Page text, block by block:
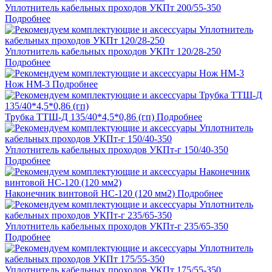
Уплотнитель кабельных проходов УКПт 200/55-350
Подробнее
Уплотнитель кабельных проходов УКПт 120/28-250
Подробнее
Нож НМ-3 Подробнее
Трубка ТТШ-Д 135/40*4,5*0,86 (гп) Подробнее
Уплотнитель кабельных проходов УКПт-г 150/40-350
Подробнее
Наконечник винтовой НС-120 (120 мм2) Подробнее
Уплотнитель кабельных проходов УКПт-г 235/65-350
Подробнее